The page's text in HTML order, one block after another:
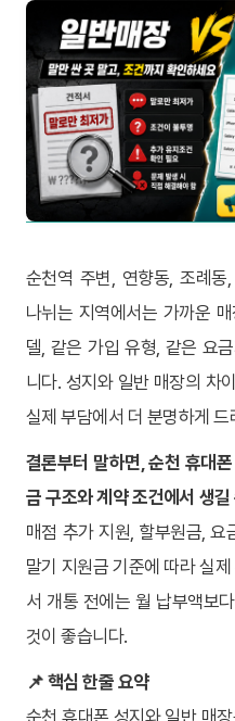
순천역 주변, 연향동, 조례동
나뉘는 지역에서는 가까운
델, 같은 가입 유형, 같은 요
니다. 성지와 일반 매장의 차
실제 부담에서 더 분명하게 드
결론부터 말하면, 순천 휴대
금 구조와 계약 조건에서 생
매점 추가 지원, 할부원금,
말기 지원금 기준에 따라 실
서 개통 전에는 월 납부액보
것이 좋습니다.
📌 핵심 한줄 요약